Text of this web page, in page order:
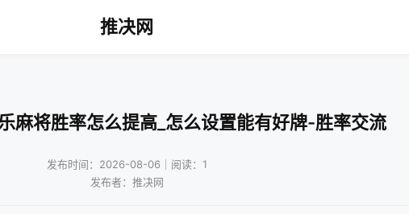
推决网
麻将胜率怎么提高_怎么设置能有好牌-胜率交流
发布时间：2026-08-06｜阅读：1
发布者：推决网